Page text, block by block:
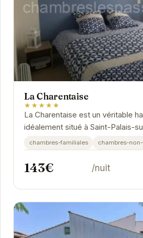
La Charentaise
★★★★★
La Charentaise est un véritable
idéalement situé à Saint-Palais-
chambres-familiales chambres-
143€ /nuit